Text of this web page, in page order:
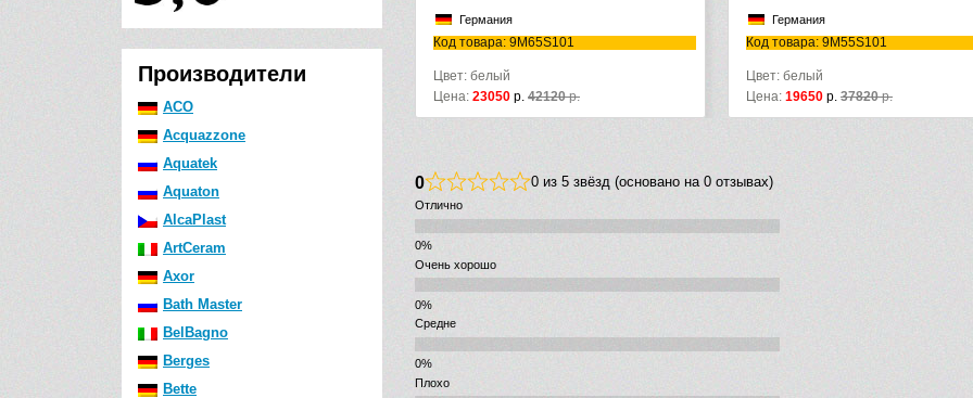
Производители
ACO
Acquazzone
Aquatek
Aquaton
AlcaPlast
ArtCeram
Axor
Bath Master
BelBagno
Berges
Bette
Германия
Код товара: 9M65S101
Цвет: белый
Цена: 23050 р. 42120р.
Германия
Код товара: 9M55S101
Цвет: белый
Цена: 19650 р. 37820р.
0 0 из 5 звёзд (основано на 0 отзывах)
Отлично
Очень хорошо
Средне
Плохо